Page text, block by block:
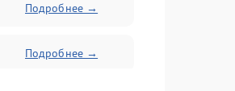
Подробнее →
Подробнее →